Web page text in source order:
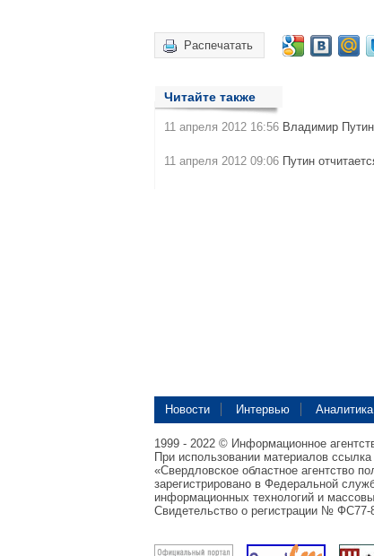
Распечатать
Читайте также
11 апреля 2012 16:56 Владимир
11 апреля 2012 09:06 Путин
Новости Интервью Аналитика
1999 - 2022 © Информационное
При использовании материалов
«Свердловское областное агентство
зарегистрировано в Федеральной
информационных технологий и
Свидетельство о регистрации № ФС77-